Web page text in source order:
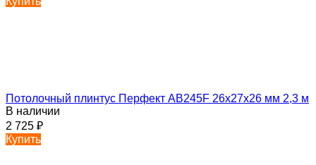
Потолочный плинтус Перфект AB245F 26х27х26 мм 2,3 м
В наличии
2 725 ₽
Купить